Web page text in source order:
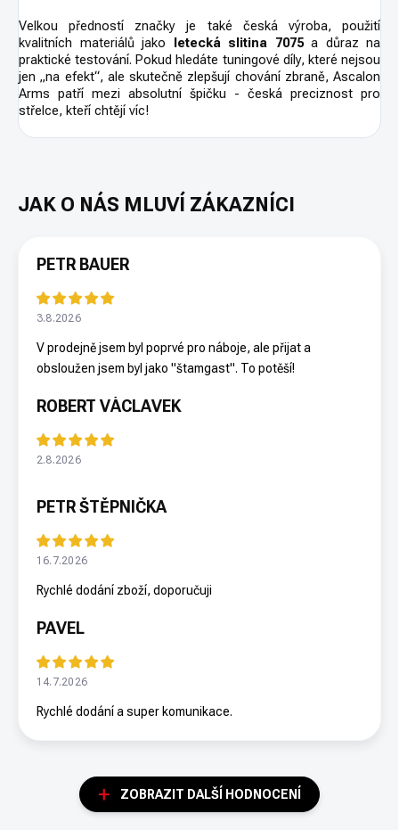
Velkou předností značky je také česká výroba, použití
kvalitních materiálů jako letecká slitina 7075a důraz na
praktické testování. Pokud hledáte tuningové díly, které nejsou
jen „na efekt“, ale skutečně zlepšují chování zbraně, Ascalon
Arms patří mezi absolutní špičku - česká preciznost pro
střelce, kteří chtějí víc!
PETR BAUER
3.8.2026
V prodejně jsem byl poprvé pro náboje, ale přijat a
obsloužen jsem byl jako "štamgast". To potěší!
ROBERT VÁCLAVEK
2.8.2026
PETR ŠTĚPNIČKA
16.7.2026
Rychlé dodání zboží, doporučuji
PAVEL
14.7.2026
Rychlé dodání a super komunikace.
ZOBRAZIT DALŠÍ HODNOCENÍ